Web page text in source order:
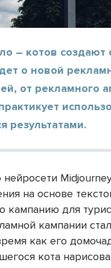
– котов
о новой
от рекламного
результатами.
на основе
кампанию для
кампании
как его
кота